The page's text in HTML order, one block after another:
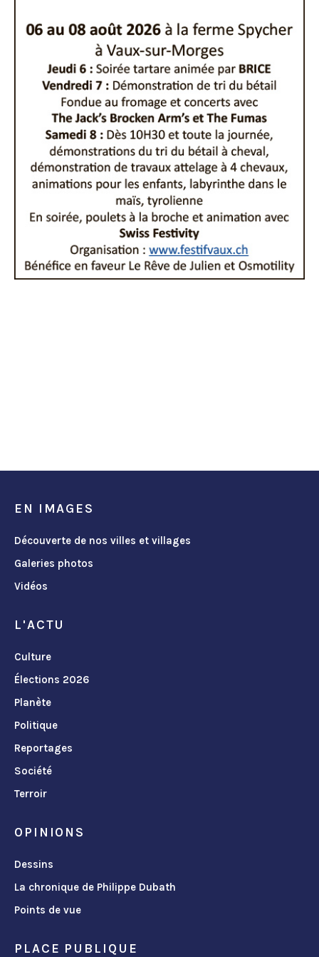
EN IMAGES
Découverte de nos villes et villages
Galeries photos
Vidéos
L'ACTU
Culture
Élections 2026
Planète
Politique
Reportages
Société
Terroir
OPINIONS
Dessins
La chronique de Philippe Dubath
Points de vue
PLACE PUBLIQUE